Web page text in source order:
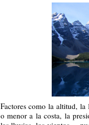
Factores como la altitud,
o menor a la costa, la